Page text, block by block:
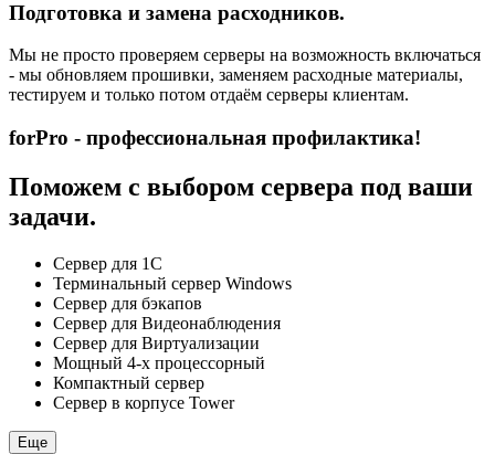
Подготовка и замена расходников.
Мы не просто проверяем серверы на возможность включаться
- мы обновляем прошивки, заменяем расходные материалы,
тестируем и только потом отдаём серверы клиентам.
forPro - профессиональная профилактика!
Поможем с выбором сервера под ваши
задачи.
Сервер для 1С
Терминальный сервер Windows
Сервер для бэкапов
Сервер для Видеонаблюдения
Сервер для Виртуализации
Мощный 4-х процессорный
Компактный сервер
Сервер в корпусе Tower
Еще